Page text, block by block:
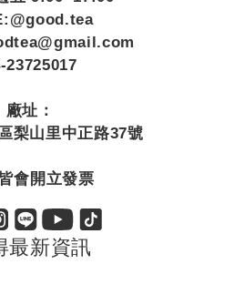
23725017
廠址：
梨山里中正路37號
會開立發票
最新資訊